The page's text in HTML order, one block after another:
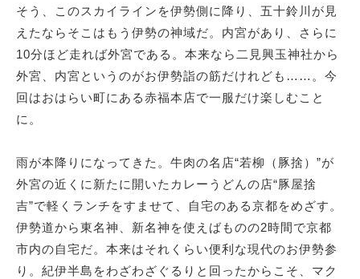
そう、このスカイラインを伊勢側に降り、五十鈴川が見
えたならそこはもう伊勢の神域だ。内宮があり、さらに
10分ほど走れば外宮である。本来なら二見興玉神社から
外宮、内宮というのがお伊勢詣の筋だけれども……。今
回はおはらい町にある赤福本店で一服だけ楽しむこと
に。
雨が本降りになってきた。牛肉の名店“若柳（豚捨）”が
外宮の近くに新たに開いたカレーうどんの店“豚屋捨
吉”で軽くランチをすませて、自宅のある京都をめざす。
伊勢道から東名神、新名神を使えばものの2時間で京都
市内の自宅だ。本来はそれくらい便利な現代のお伊勢参
り。紀伊半島をわざわざぐるりと回ったからこそ、マク